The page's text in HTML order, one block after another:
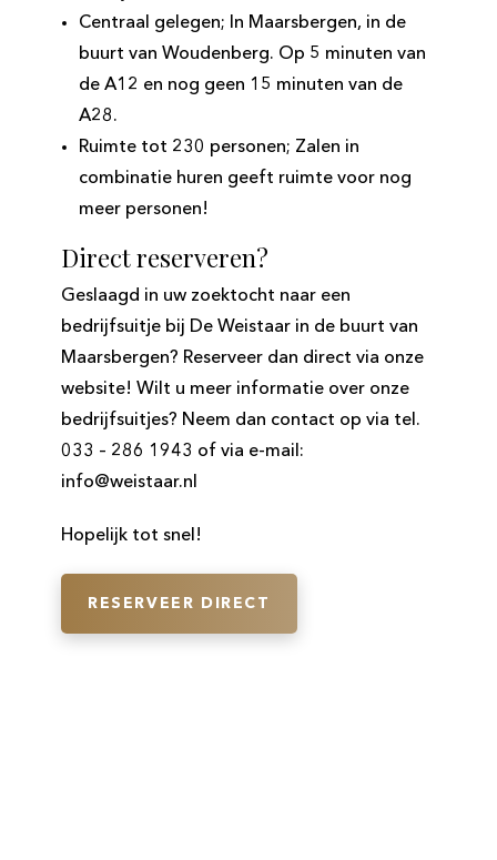
Centraal gelegen; In Maarsbergen, in de
buurt van Woudenberg. Op 5 minuten van
de A12 en nog geen 15 minuten van de
A28.
Ruimte tot 230 personen; Zalen in
combinatie huren geeft ruimte voor nog
meer personen!
Direct reserveren?
Geslaagd in uw zoektocht naar een
bedrijfsuitje bij De Weistaar in de buurt van
Maarsbergen? Reserveer dan direct via onze
website! Wilt u meer informatie over onze
bedrijfsuitjes? Neem dan contact op via tel.
033 – 286 1943 of via e-mail:
info@weistaar.nl
​Hopelijk tot snel!
RESERVEER DIRECT